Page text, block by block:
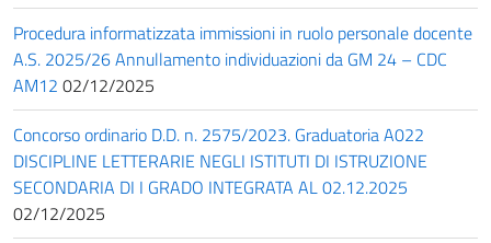
Procedura informatizzata immissioni in ruolo personale docente
A.S. 2025/26 Annullamento individuazioni da GM 24 – CDC
AM12 02/12/2025
Concorso ordinario D.D. n. 2575/2023. Graduatoria A022
DISCIPLINE LETTERARIE NEGLI ISTITUTI DI ISTRUZIONE
SECONDARIA DI I GRADO INTEGRATA AL 02.12.2025
02/12/2025